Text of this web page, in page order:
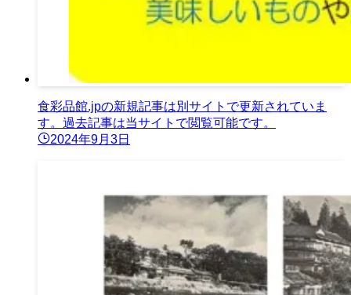
食彩品館.jpの新規記事は別サイトで更新されていま
す。過去記事は当サイトで閲覧可能です。
2024年9月3日